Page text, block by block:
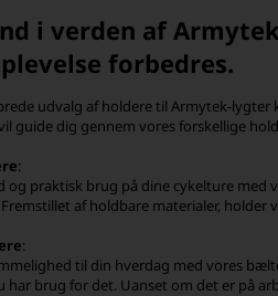
i verden af
forbedres.
udvalg af holdere til Armytek-
guide dig gennem vores forskellige
:
og praktisk brug på dine cykelture
af holdbare materialer,
:
til din hverdag med vores
har brug for det. Uanset om det er på